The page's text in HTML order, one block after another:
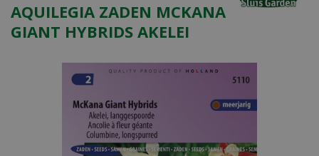
AQUILEGIA ZADEN MCKANA
GIANT HYBRIDS AKELEI